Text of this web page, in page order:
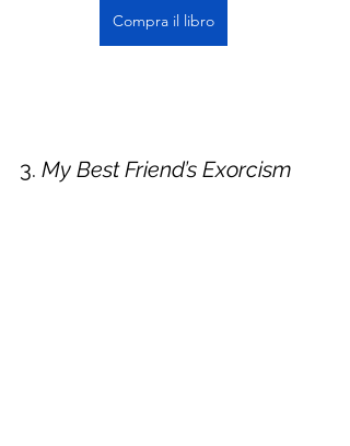
Compra il libro
3. My Best Friend’s Exorcism